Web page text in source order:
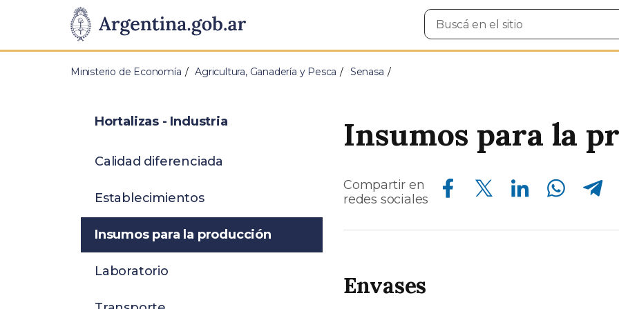
Presidencia
de
Pasar al contenido principal
Buscar
en
Ministerio de Economía Agricultura, Ganadería y Pesca Senasa
Insumos para la
Compartir en
redes sociales
Compartir en Facebook Compartir en Twitter Compartir en Linkedin Compartir en Whatsapp Compartir en Telegram
Envases
Hortalizas - Industria
Calidad diferenciada
Establecimientos
Insumos para la producción
Laboratorio